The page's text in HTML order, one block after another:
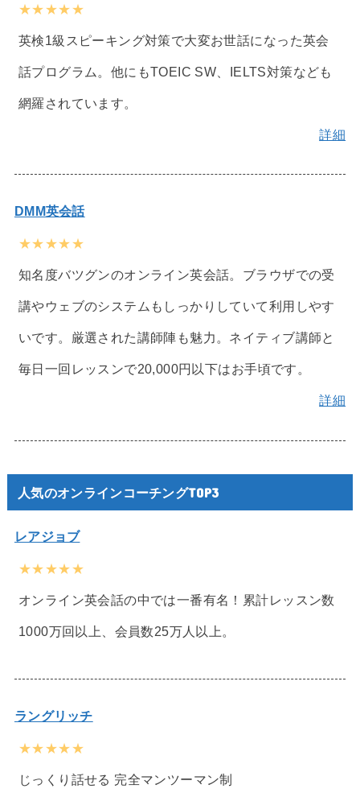
★★★★★
英検1級スピーキング対策で大変お世話になった英会
話プログラム。他にもTOEIC SW、IELTS対策なども
網羅されています。
詳細
DMM英会話
★★★★★
知名度バツグンのオンライン英会話。ブラウザでの受
講やウェブのシステムもしっかりしていて利用しやす
いです。厳選された講師陣も魅力。ネイティブ講師と
毎日一回レッスンで20,000円以下はお手頃です。
詳細
人気のオンラインコーチングTOP3
レアジョブ
★★★★★
オンライン英会話の中では一番有名！累計レッスン数
1000万回以上、会員数25万人以上。
ラングリッチ
★★★★★
じっくり話せる 完全マンツーマン制